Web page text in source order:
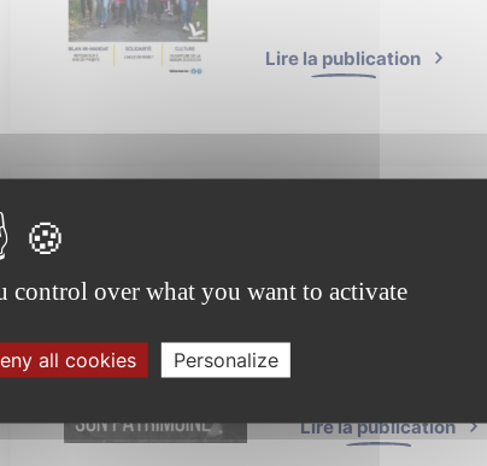
Lire la publication
L’Aigle et son
Lire la publication
control over what you want to activate
all cookies Personalize